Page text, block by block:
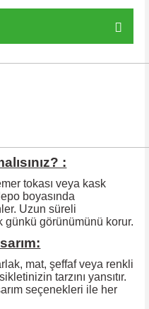
:
tokası veya kask
boyasında
Uzun süreli
günkü görünümünü korur.
mat, şeffaf veya renkli
tarzını yansıtır.
seçenekleri ile her